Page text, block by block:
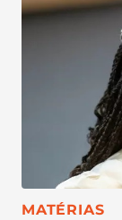
CATEGORIA:
MATÉRIAS